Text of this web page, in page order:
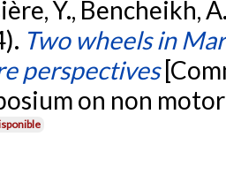
Y., Bencheikh,
Two wheels in
perspectives
on non